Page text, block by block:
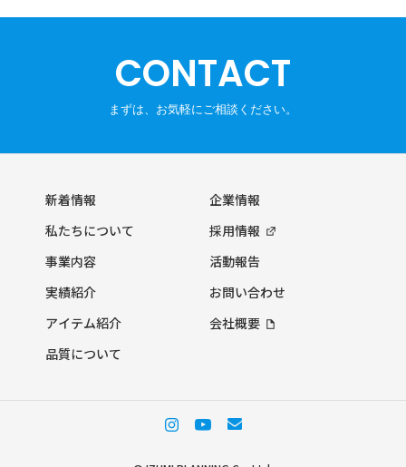
CONTACT
新着情報
私たちについて
事業内容
実績紹介
アイテム紹介
品質について
企業情報
採用情報
活動報告
お問い合わせ
会社概要